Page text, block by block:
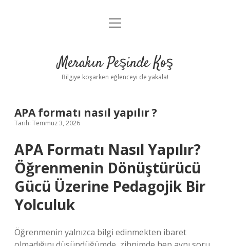
Anasayfa
Yasal Uyarı
menüyü
Merakın Peşinde Koş
Bilgiye koşarken eğlenceyi de yakala!
APA formatı nasıl yapılır ?
Tarih: Temmuz 3, 2026
APA Formatı Nasıl Yapılır?
Öğrenmenin Dönüştürücü
Gücü Üzerine Pedagojik Bir
Yolculuk
Öğrenmenin yalnızca bilgi edinmekten ibaret